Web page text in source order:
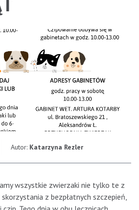
Autor: Katarzyna Rezler
wszystkie zwierzaki nie tylko te z
z bezpłatnych szczepień,